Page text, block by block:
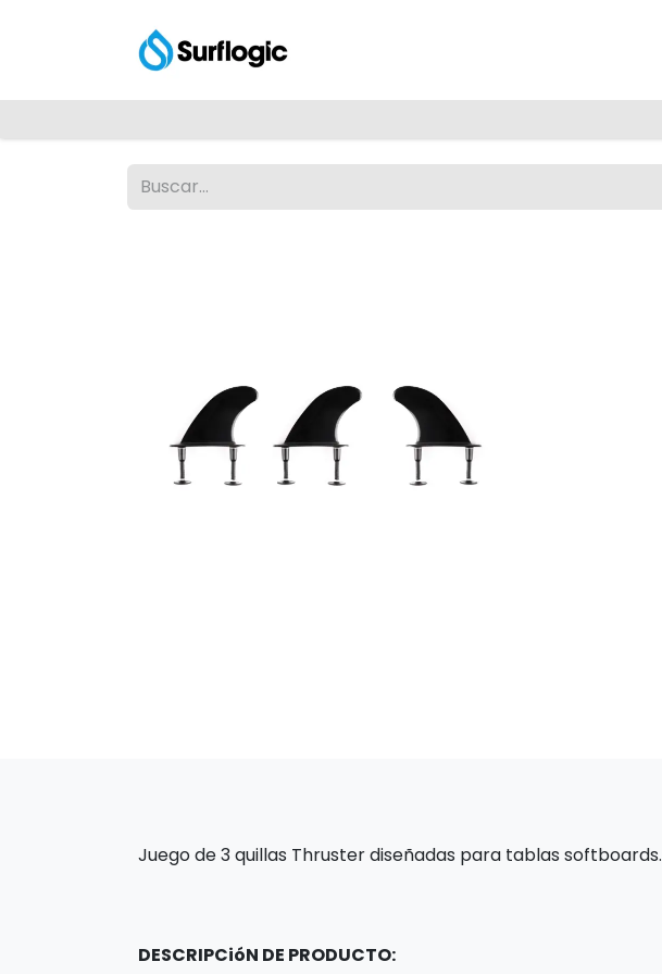
Juego de 3 quillas Thruster diseñadas para tablas softboards.
DESCRIPCióN DE PRODUCTO: